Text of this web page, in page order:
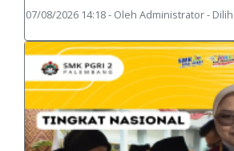
07/08/2026 14:18 - Oleh Administrator -